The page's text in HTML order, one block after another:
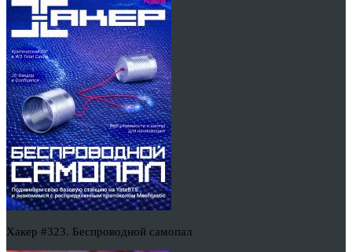
Хакер #323. Беспроводной самопал